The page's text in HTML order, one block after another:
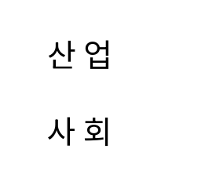
산 업
사 회